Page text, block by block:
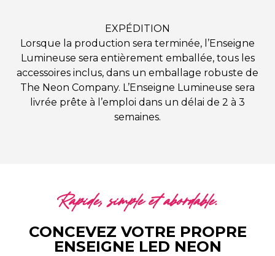
EXPÉDITION
Lorsque la production sera terminée, l’Enseigne
Lumineuse sera entièrement emballée, tous les
accessoires inclus, dans un emballage robuste de
The Neon Company. L’Enseigne Lumineuse sera
livrée prête à l’emploi dans un délai de 2 à 3
semaines.
Rapide, simple et abordable.
CONCEVEZ VOTRE PROPRE
ENSEIGNE LED NEON